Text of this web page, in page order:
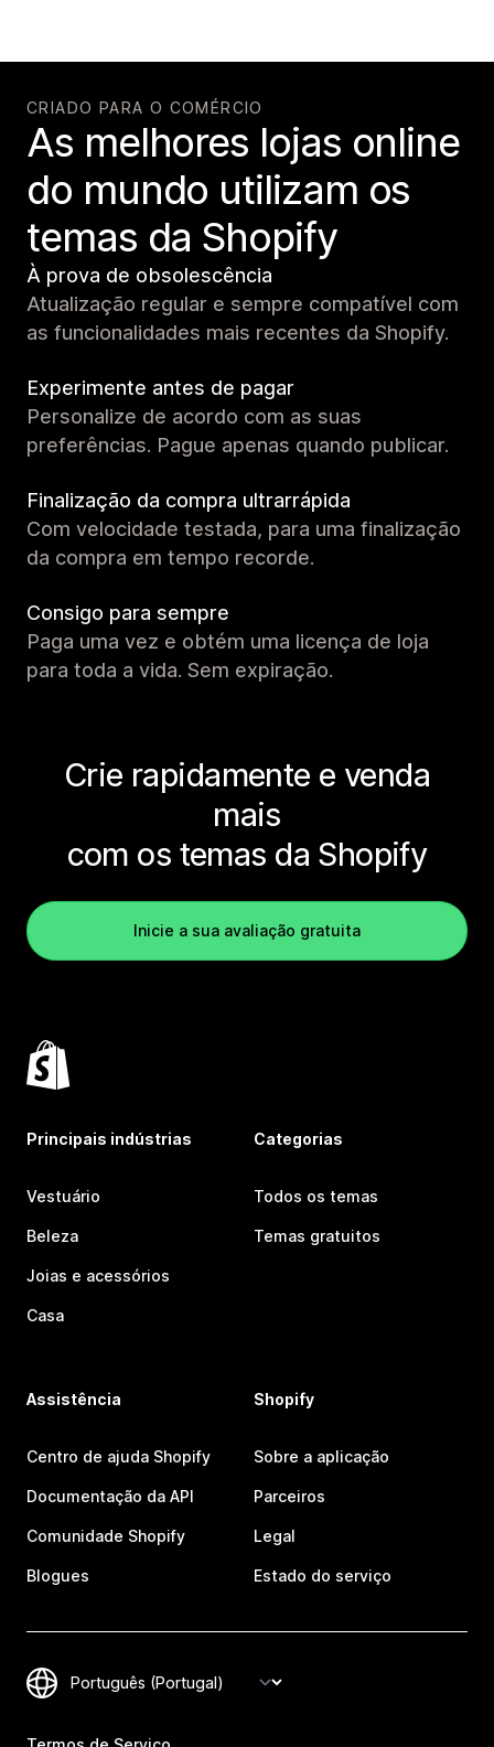
CRIADO PARA O COMÉRCIO
As melhores lojas online
do mundo utilizam os
temas da Shopify
À prova de obsolescência
Atualização regular e sempre compatível com
as funcionalidades mais recentes da Shopify.
Experimente antes de pagar
Personalize de acordo com as suas
preferências. Pague apenas quando publicar.
Finalização da compra ultrarrápida
Com velocidade testada, para uma finalização
da compra em tempo recorde.
Consigo para sempre
Paga uma vez e obtém uma licença de loja
para toda a vida. Sem expiração.
Crie rapidamente e venda
mais
com os temas da Shopify
Inicie a sua avaliação gratuita
Principais indústrias
Vestuário
Beleza
Joias e acessórios
Casa
Categorias
Todos os temas
Temas gratuitos
Assistência
Centro de ajuda Shopify
Documentação da API
Comunidade Shopify
Blogues
Shopify
Sobre a aplicação
Parceiros
Legal
Estado do serviço